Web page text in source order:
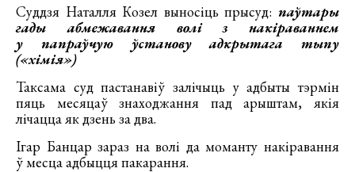
Суддзя Наталля Козел выносіць прысуд: паўтары
гады абмежавання волі з накіраваннем
у папраўчую ўстанову адкрытага тыпу
(«хімія»)
Таксама суд пастанавіў залічыць у адбыты тэрмін
пяць месяцаў знаходжання пад арыштам, якія
лічацца як дзень за два.
Ігар Банцар зараз на волі да моманту накіравання
ў месца адбыцця пакарання.